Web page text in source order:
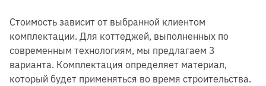
Стоимость зависит от выбранной клиентом
комплектации. Для коттеджей, выполненных по
современным технологиям, мы предлагаем 3
варианта. Комплектация определяет материал,
который будет применяться во время строительства.